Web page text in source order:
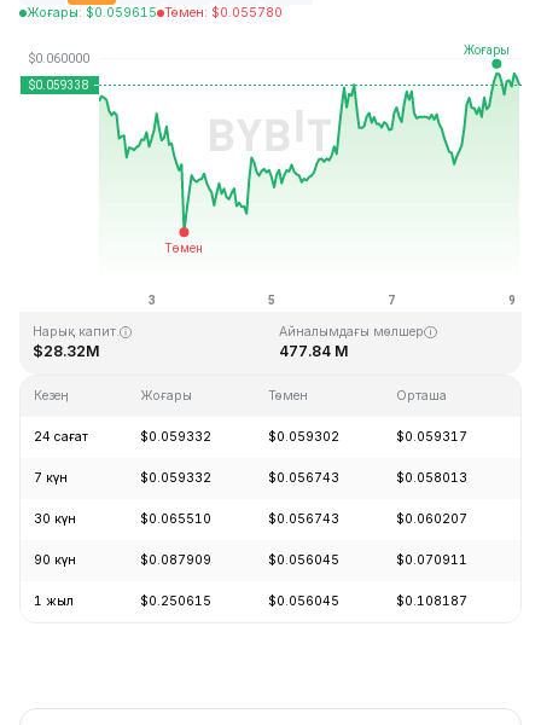
Жоғары: $0.059615 Төмен: $0.055780
Соңғы жаңарту: 2026-08-09, 02:54 GMT+0
Нарық капит.
$28.32M
Айналымдағы мөлшер
477.84 M
Кезең Жоғары Төмен Орташа
24 сағат $0.059332 $0.059302 $0.059317
7 күн $0.059332 $0.056743 $0.058013
30 күн $0.065510 $0.056743 $0.060207
90 күн $0.087909 $0.056045 $0.070911
1 жыл $0.250615 $0.056045 $0.108187